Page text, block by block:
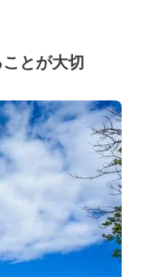
とが大切